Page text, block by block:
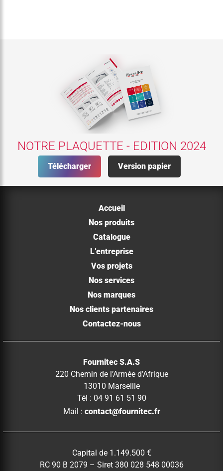
NOTRE PLAQUETTE - EDITION 2024
Télécharger Version papier
Accueil
Nos produits
Catalogue
L’entreprise
Vos projets
Nos services
Nos marques
Nos clients partenaires
Contactez-nous
Fournitec S.A.S
220 Chemin de l’Armée d’Afrique
13010 Marseille
Tél : 04 91 61 51 90
Mail : contact@fournitec.fr
Capital de 1.149.500 €
RC 90 B 2079 – Siret 380 028 548 00036